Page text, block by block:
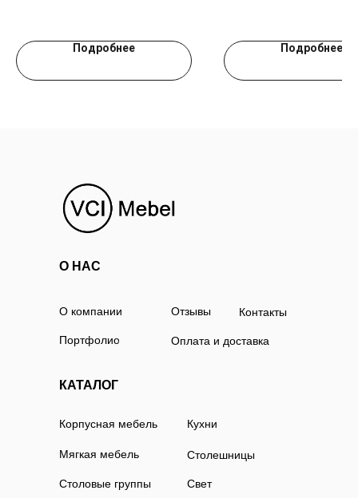
Подробнее Подробнее
О компании
О НАС
КАТАЛОГ
Портфолио
Контакты
Отзывы
Корпусная мебель
Оплата и доставка
Мягкая мебель
Столовые группы
Кухни
Столешницы
Свет